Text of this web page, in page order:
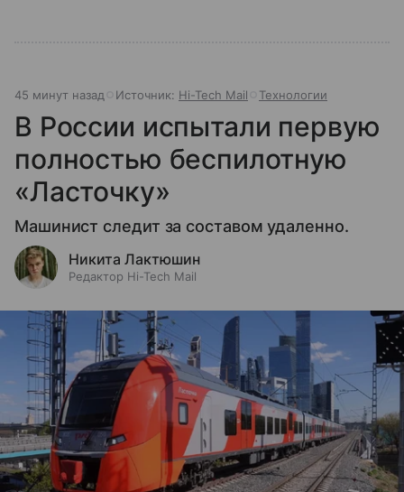
45 минут назад Источник: Hi-Tech Mail Технологии
В России испытали первую
полностью беспилотную
«Ласточку»
Машинист следит за составом удаленно.
Никита Лактюшин
Редактор Hi-Tech Mail